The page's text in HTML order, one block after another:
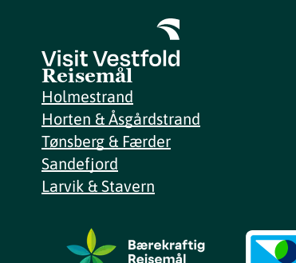
Reisemål
Holmestrand
Horten & Åsgårdstrand
Tønsberg & Færder
Sandefjord
Larvik & Stavern